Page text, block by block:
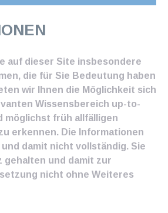
auf dieser Site insbesondere
die für Sie Bedeutung haben
wir Ihnen die Möglichkeit sich
Wissensbereich up-to-
möglichst früh allfälligen
erkennen. Die Informationen
damit nicht vollständig. Sie
gehalten und damit zur
nicht ohne Weiteres